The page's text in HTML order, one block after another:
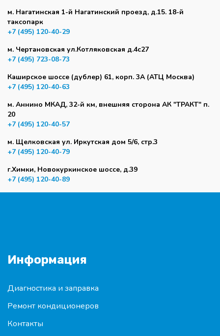
м. Нагатинская 1-й Нагатинский проезд, д.15. 18-й
таксопарк
+7 (495) 120-40-29
м. Чертановская ул.Котляковская д.4с27
+7 (495) 723-08-73
Каширское шоссе (дублер) 61, корп. 3А (АТЦ Москва)
+7 (495) 120-40-63
м. Аннино МКАД, 32-й км, внешняя сторона АК "ТРАКТ" п.
20
+7 (495) 120-40-57
м. Щелковская ул. Иркутская дом 5/6, стр.3
+7 (495) 120-40-79
г.Химки, Новокуркинское шоссе, д.39
+7 (495) 120-40-89
Информация
Диагностика и заправка
Ремонт кондиционеров
Контакты